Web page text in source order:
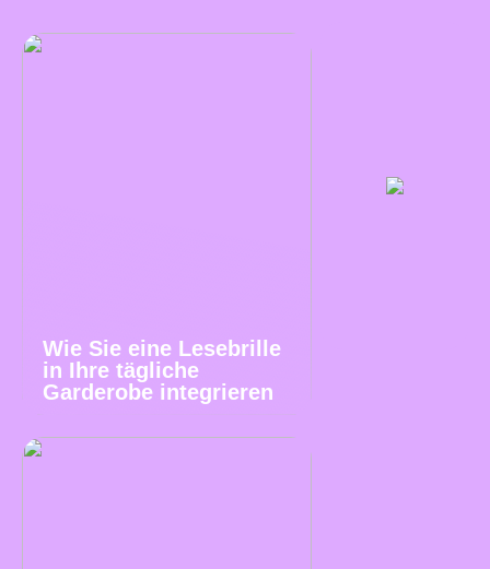
Wie Sie eine Lesebrille
in Ihre tägliche
Garderobe integrieren